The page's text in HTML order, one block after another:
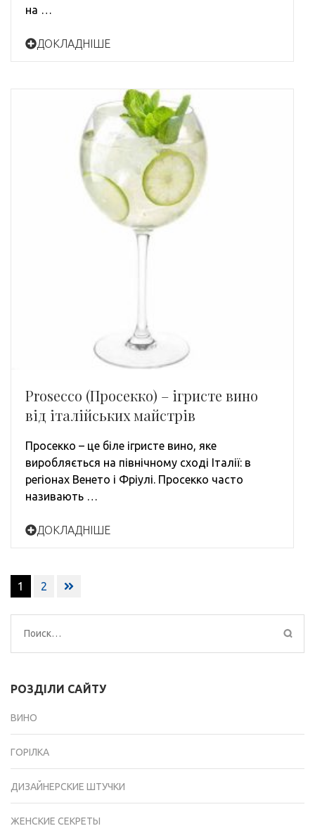
на …
ДОКЛАДНІШЕ
Prosecco (Просекко) – ігристе вино
від італійських майстрів
Просекко – це біле ігристе вино, яке
виробляється на північному сході Італії: в
регіонах Венето і Фріулі. Просекко часто
називають …
ДОКЛАДНІШЕ
Навигация
по
записям
1 2
Найти:
РОЗДІЛИ САЙТУ
ВИНО
ГОРІЛКА
ДИЗАЙНЕРСКИЕ ШТУЧКИ
ЖЕНСКИЕ СЕКРЕТЫ